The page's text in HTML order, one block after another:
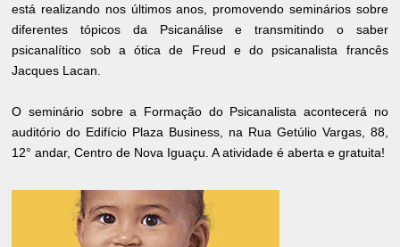
está realizando nos últimos anos, promovendo seminários sobre
diferentes tópicos da Psicanálise e transmitindo o saber
psicanalítico sob a ótica de Freud e do psicanalista francês
Jacques Lacan.
O seminário sobre a Formação do Psicanalista acontecerá no
auditório do Edifício Plaza Business, na Rua Getúlio Vargas, 88,
12° andar, Centro de Nova Iguaçu. A atividade é aberta e gratuita!